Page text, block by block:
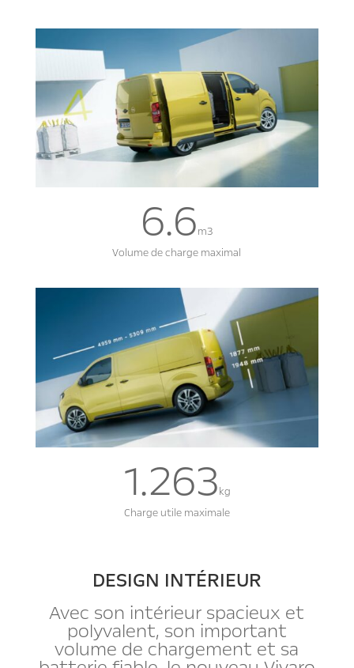
6.6m3
Volume de charge maximal
1.263kg
Charge utile maximale
DESIGN INTÉRIEUR
Avec son intérieur spacieux et
polyvalent, son important
volume de chargement et sa